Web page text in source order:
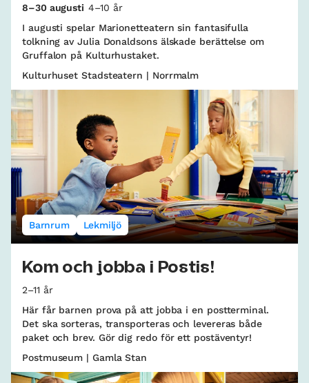
8–30 augusti 4–10 år
I augusti spelar Marionetteatern sin fantasifulla
tolkning av Julia Donaldsons älskade berättelse om
Gruffalon på Kulturhustaket.
Kulturhuset Stadsteatern | Norrmalm
Barnrum Lekmiljö
Kom och jobba i Postis!
2–11 år
Här får barnen prova på att jobba i en postterminal.
Det ska sorteras, transporteras och levereras både
paket och brev. Gör dig redo för ett postäventyr!
Postmuseum | Gamla Stan